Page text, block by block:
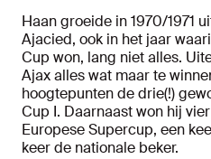
Haan groeide in 1970/1971
Ajacied, ook in het jaar
Cup won, lang niet alles.
Ajax alles wat maar te
hoogtepunten de drie(!)
Cup I. Daarnaast won hij
Europese Supercup, een
keer de nationale beker.